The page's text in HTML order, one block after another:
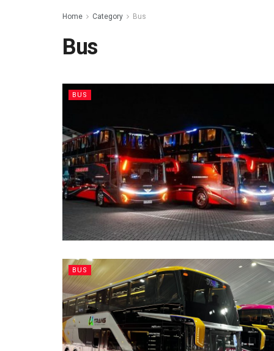
Home Category Bus
Bus
BUS
BUS